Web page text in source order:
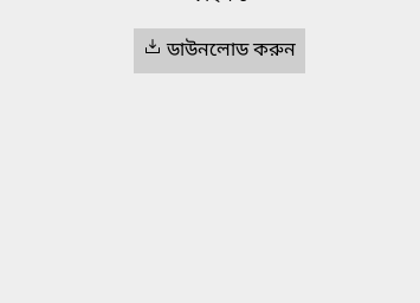
ডাউনলোড করুন